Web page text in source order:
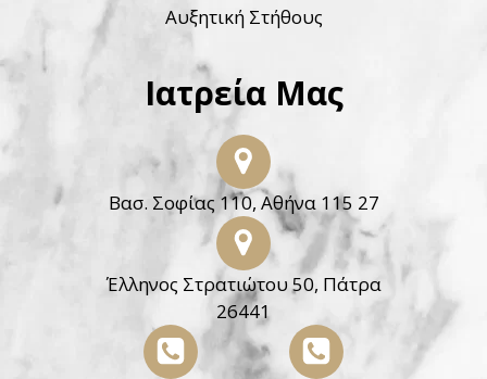
Αυξητική Στήθους
Ιατρεία Μας
Βασ. Σοφίας 110, Αθήνα 115 27
Έλληνος Στρατιώτου 50, Πάτρα
26441